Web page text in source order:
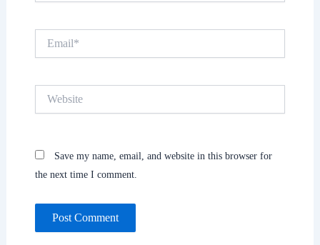
Save my name, email, and website in this browser for
the next time I comment.